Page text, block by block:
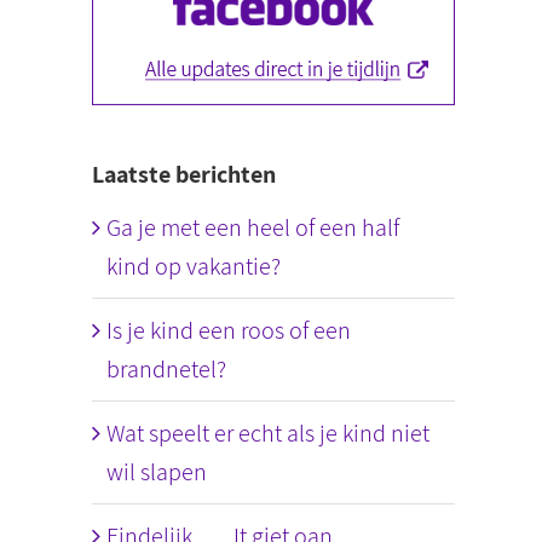
Laatste berichten
Ga je met een heel of een half
kind op vakantie?
Is je kind een roos of een
brandnetel?
Wat speelt er echt als je kind niet
wil slapen